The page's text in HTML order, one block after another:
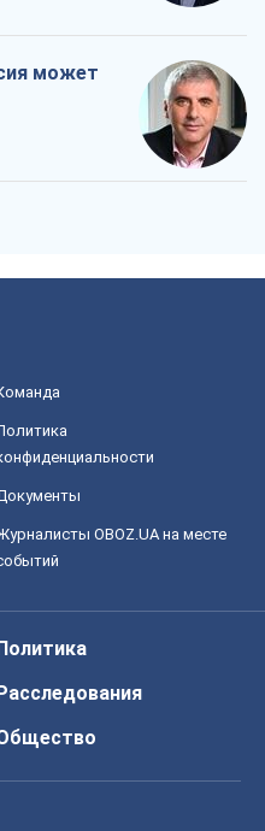
может
OBOZ.UA на месте